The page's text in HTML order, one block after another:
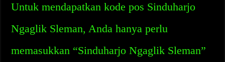
Untuk mendapatkan kode pos Sinduharjo
Ngaglik Sleman, Anda hanya perlu
memasukkan “Sinduharjo Ngaglik Sleman”